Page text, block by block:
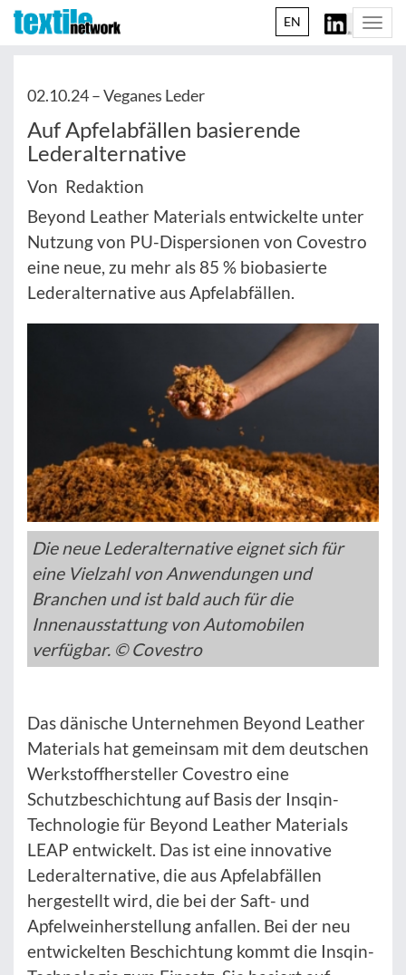
EN
02.10.24 –Veganes Leder
Auf Apfelabfällen basierende
Lederalternative
Von Redaktion
Beyond Leather Materials entwickelte unter
Nutzung von PU-Dispersionen von Covestro
eine neue, zu mehr als 85 % biobasierte
Lederalternative aus Apfelabfällen.
Die neue Lederalternative eignet sich für
eine Vielzahl von Anwendungen und
Branchen und ist bald auch für die
Innenausstattung von Automobilen
verfügbar. © Covestro
Das dänische Unternehmen Beyond Leather
Materials hat gemeinsam mit dem deutschen
Werkstoffhersteller Covestro eine
Schutzbeschichtung auf Basis der Insqin-
Technologie für Beyond Leather Materials
LEAP entwickelt. Das ist eine innovative
Lederalternative, die aus Apfelabfällen
hergestellt wird, die bei der Saft- und
Apfelweinherstellung anfallen. Bei der neu
entwickelten Beschichtung kommt die Insqin-